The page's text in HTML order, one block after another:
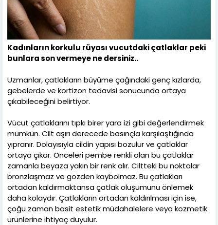
Kadınların korkulu rüyası vucutdaki çatlaklar peki
bunlara son vermeye ne dersiniz..
Uzmanlar, çatlakların büyüme çağındaki genç kızlarda,
gebelerde ve kortizon tedavisi sonucunda ortaya
çıkabileceğini belirtiyor.
Vücut çatlaklarını tıpkı birer yara izi gibi değerlendirmek
mümkün. Cilt aşırı derecede basınçla karşılaştığında
yıpranır. Dolayısıyla cildin yapısı bozulur ve çatlaklar
ortaya çıkar. Önceleri pembe renkli olan bu çatlaklar
zamanla beyaza yakın bir renk alır. Ciltteki bu noktalar
bronzlaşmaz ve gözden kaybolmaz. Bu çatlakları
ortadan kaldırmaktansa çatlak oluşumunu önlemek
daha kolaydır. Çatlakların ortadan kaldırılması için ise,
çoğu zaman basit estetik müdahalelere veya kozmetik
ürünlerine ihtiyaç duyulur.